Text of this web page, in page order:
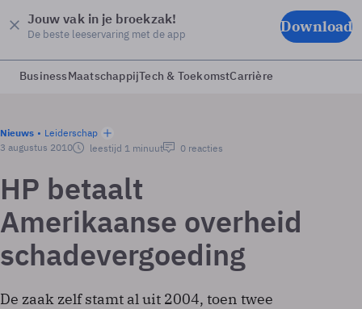
Jouw vak in je broekzak!
De beste leeservaring met de app Download
BusinessMaatschappijTech & ToekomstCarrière
Nieuws
Leiderschap
3 augustus 2010
leestijd 1 minuut 0 reacties
HP betaalt
Amerikaanse overheid
schadevergoeding
De zaak zelf stamt al uit 2004, toen twee